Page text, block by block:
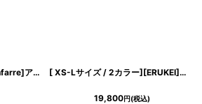
[ S-Mサイズ / 1カラー ][rinfarre]アイボリー・サテン・フレアスリーブ・ケープ・タイト・ロングドレス・ワンピース[山崎みどり着用][送料無料]myiv [ XS-Lサイズ / 2カラー][ERUKEI]シンプル・ノースリーブ・Aライン・フレア・ミニドレス・ワンピース[送料無料]
19,800円(税込)